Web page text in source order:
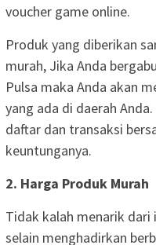
voucher game online.
Produk yang diberikan
murah, Jika Anda
Pulsa maka Anda akan
yang ada di daerah
daftar dan transaksi
keuntunganya.
2. Harga Produk Murah
Tidak kalah menarik
selain menghadirkan